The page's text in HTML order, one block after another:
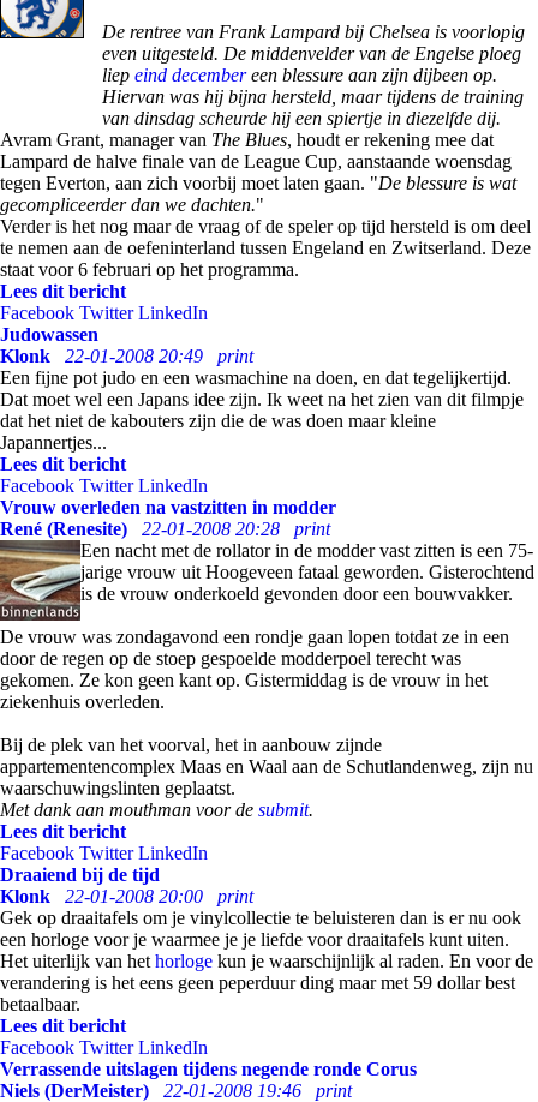
De rentree van Frank Lampard bij Chelsea is voorlopig
even uitgesteld. De middenvelder van de Engelse ploeg
liep eind decembereen blessure aan zijn dijbeen op.
Hiervan was hij bijna hersteld, maar tijdens de training
van dinsdag scheurde hij een spiertje in diezelfde dij.
Avram Grant, manager van The Blues, houdt er rekening mee dat
Lampard de halve finale van de League Cup, aanstaande woensdag
tegen Everton, aan zich voorbij moet laten gaan. "De blessure is wat
gecompliceerder dan we dachten."
Verder is het nog maar de vraag of de speler op tijd hersteld is om deel
te nemen aan de oefeninterland tussen Engeland en Zwitserland. Deze
staat voor 6 februari op het programma.
Lees dit bericht
Facebook Twitter LinkedIn
Judowassen
Klonk
22-01-2008 20:49
print
Een fijne pot judo en een wasmachine na doen, en dat tegelijkertijd.
Dat moet wel een Japans idee zijn. Ik weet na het zien van dit filmpje
dat het niet de kabouters zijn die de was doen maar kleine
Japannertjes...
Lees dit bericht
Facebook Twitter LinkedIn
Vrouw overleden na vastzitten in modder
René (Renesite)
22-01-2008 20:28
print
Een nacht met de rollator in de modder vast zitten is een 75-
jarige vrouw uit Hoogeveen fataal geworden. Gisterochtend
is de vrouw onderkoeld gevonden door een bouwvakker.
De vrouw was zondagavond een rondje gaan lopen totdat ze in een
door de regen op de stoep gespoelde modderpoel terecht was
gekomen. Ze kon geen kant op. Gistermiddag is de vrouw in het
ziekenhuis overleden.
Bij de plek van het voorval, het in aanbouw zijnde
appartementencomplex Maas en Waal aan de Schutlandenweg, zijn nu
waarschuwingslinten geplaatst.
Met dank aan mouthman voor de submit.
Lees dit bericht
Facebook Twitter LinkedIn
Draaiend bij de tijd
Klonk
22-01-2008 20:00
print
Gek op draaitafels om je vinylcollectie te beluisteren dan is er nu ook
een horloge voor je waarmee je je liefde voor draaitafels kunt uiten.
Het uiterlijk van het horloge kun je waarschijnlijk al raden. En voor de
verandering is het eens geen peperduur ding maar met 59 dollar best
betaalbaar.
Lees dit bericht
Facebook Twitter LinkedIn
Verrassende uitslagen tijdens negende ronde Corus
Niels (DerMeister)
22-01-2008 19:46 print